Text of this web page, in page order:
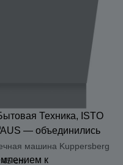
машина Kuppersberg
45 cm
Техника, ISTO
— объединились
к